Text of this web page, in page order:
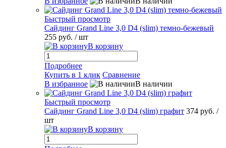
Быстрый просмотр
Сайдинг Grand Line 3,0 D4 (slim) темно-бежевый
255 руб. / шт
В корзину
Подробнее
Купить в 1 клик Сравнение
В избранное
В наличии
Быстрый просмотр
Сайдинг Grand Line 3,0 D4 (slim) графит 374 руб. /
шт
В корзину